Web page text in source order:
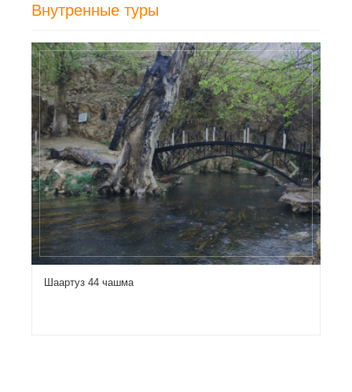
Внутренные туры
Шаартуз 44 чашма
Previous Next